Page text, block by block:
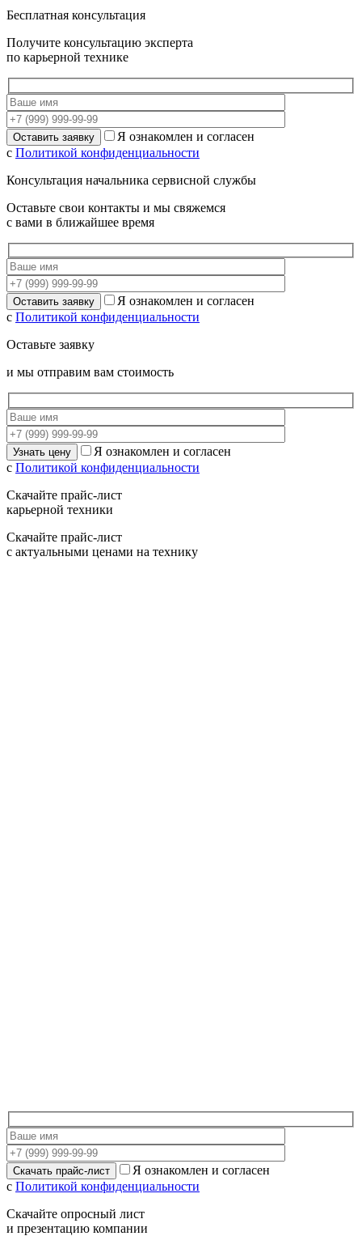
Бесплатная консультация
Получите консультацию эксперта
по карьерной технике
Я ознакомлен и согласен
с Политикой конфиденциальности
Консультация начальника сервисной службы
Оставьте свои контакты и мы свяжемся
с вами в ближайшее время
Я ознакомлен и согласен
с Политикой конфиденциальности
Оставьте заявку
и мы отправим вам стоимость
Я ознакомлен и согласен
с Политикой конфиденциальности
Скачайте прайс-лист
карьерной техники
Скачайте прайс-лист
с актуальными ценами на технику
Я ознакомлен и согласен
с Политикой конфиденциальности
Скачайте опросный лист
и презентацию компании